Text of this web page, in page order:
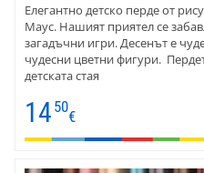
Елегантно детско перде от
Маус. Нашият приятел се
загадъчни игри. Десенът е
чудесни цветни фигури.
детската стая
14 50
€